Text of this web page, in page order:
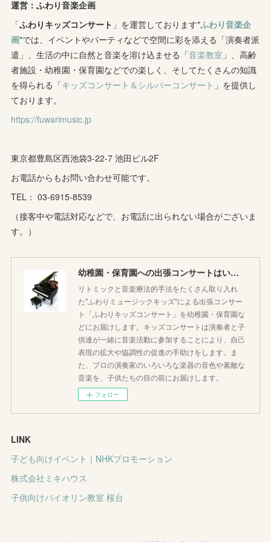
(1
(5 )
(9
(1)
(6)
(5)
(7 )
(8
(8)
(3)
(7)
(10
(7)
(
(8)
(6)
(4)
(2)
(3)
(7)
( 4)
5)
(7)
(9)
(3)
運営：ふわり音楽企画
「ふわりキッズコンサート 」を運営しております"ふわり音楽企
画"では、イベントやパーティなどで空間に彩を添える「演奏者派
遣」、生活の中に自然と音楽を溶け込ませる「音楽教室 」、高齢
者施設・幼稚園・保育園などでの楽しく、そしてたくさんの知識
を得られる「キッズコンサート＆シルバーコンサート 」を提供し
ております。
https://fuwarimusic.jp
東京都豊島区西池袋3-22-7 池田ビル2F
お電話からもお問い合わせ可能です。
TEL： 03-6915-8539
（接客中や電話対応などで、お電話に出られない場合がございま
す。）
幼稚園・保育園への出張コンサートはいかがですか♪
リトミックと音楽療法的手法をたくさん取り入れ
た"ふわりミュージックキッズ"による出張コンサー
ト「ふわりキッズコンサート」を幼稚園・保育園な
どにお届けします。キッズコンサートは演奏者と子
供達が一緒に音楽活動に参加することにより、自己
表現の拡大や協調性の促進の手助けをします。ま
た、プロの演奏家のいろいろな楽器の音色や素敵な
音楽を、子供たちの目の前にお届けします。
フォロー
LINK
子ども向けイベント｜NHKプロモーション
株式会社ミキハウス
子供向けバイオリン教室 桜台